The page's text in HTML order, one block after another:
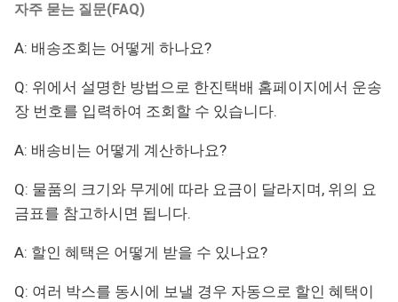
자주 묻는 질문(FAQ)
A: 배송조회는 어떻게 하나요?
Q: 위에서 설명한 방법으로 한진택배 홈페이지에서 운송
장 번호를 입력하여 조회할 수 있습니다.
A: 배송비는 어떻게 계산하나요?
Q: 물품의 크기와 무게에 따라 요금이 달라지며, 위의 요
금표를 참고하시면 됩니다.
A: 할인 혜택은 어떻게 받을 수 있나요?
Q: 여러 박스를 동시에 보낼 경우 자동으로 할인 혜택이